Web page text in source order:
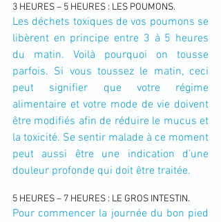
3 HEURES – 5 HEURES : LES POUMONS.
Les déchets toxiques de vos poumons se
libèrent en principe entre 3 à 5 heures
du matin. Voilà pourquoi on tousse
parfois. Si vous toussez le matin, ceci
peut signifier que votre régime
alimentaire et votre mode de vie doivent
être modifiés afin de réduire le mucus et
la toxicité. Se sentir malade à ce moment
peut aussi être une indication d’une
douleur profonde qui doit être traitée.
5 HEURES – 7 HEURES : LE GROS INTESTIN.
Pour commencer la journée du bon pied